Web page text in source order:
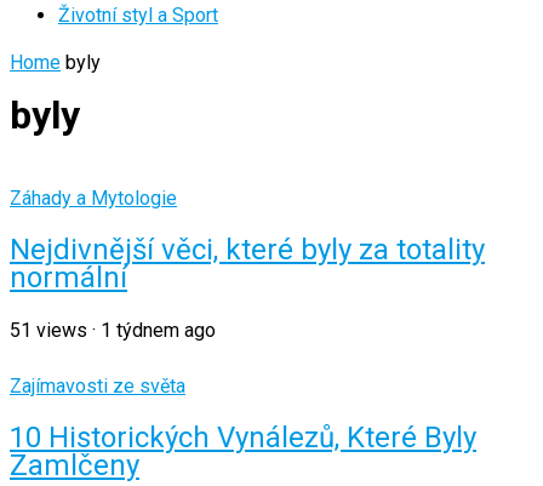
Životní styl a Sport
Home byly
byly
Záhady a Mytologie
Nejdivnější věci, které byly za totality
normální
51 views · 1 týdnem ago
Zajímavosti ze světa
10 Historických Vynálezů, Které Byly
Zamlčeny